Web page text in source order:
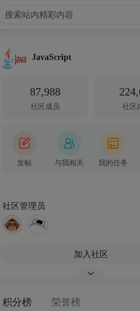
JavaScript
87,988
社区成员 社区
发帖 与我相关 我的任务
社区管理员
加入社区
积分榜 荣誉榜